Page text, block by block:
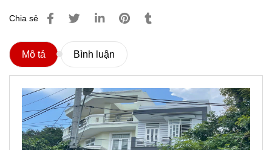
Chia sẻ
Mô tả Bình luận